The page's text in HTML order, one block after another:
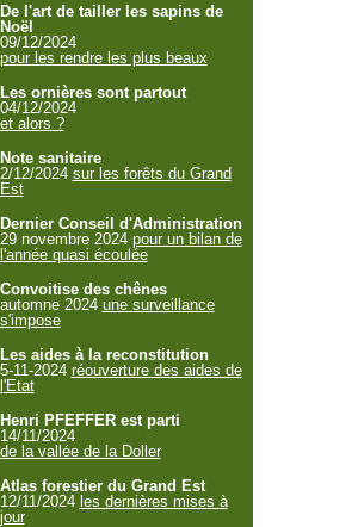
De l'art de tailler les sapins de
Noël
09/12/2024
pour les rendre les plus beaux
Les ornières sont partout
04/12/2024
et alors ?
Note sanitaire
2/12/2024 sur les forêts du Grand
Est
Dernier Conseil d'Administration
29 novembre 2024 pour un bilan de
l'année quasi écoulée
Convoitise des chênes
automne 2024 une surveillance
s'impose
Les aides à la reconstitution
5-11-2024 réouverture des aides de
l'Etat
Henri PFEFFER est parti
14/11/2024
de la vallée de la Doller
Atlas forestier du Grand Est
12/11/2024 les dernières mises à
jour